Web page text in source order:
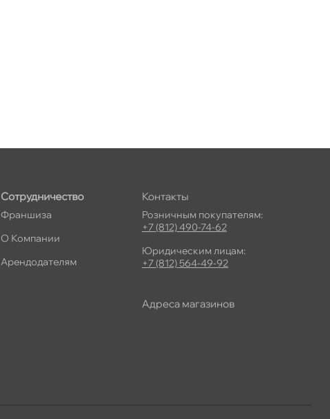
Сотрудничество
Франшиза
О Компании
Арендодателям
Контакты
Розничным покупателям:
+7 (812) 490-74-62
Юридическим лицам:
+7 (812) 564-49-92
Адреса магазино